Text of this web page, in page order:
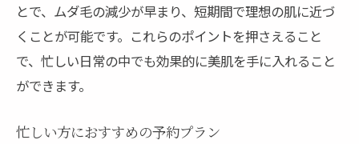
とで、ムダ毛の減少が早まり、短期間で理想の肌に近づ
くことが可能です。これらのポイントを押さえること
で、忙しい日常の中でも効果的に美肌を手に入れること
ができます。
忙しい方におすすめの予約プラン